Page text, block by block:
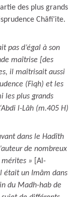
des plus grands
Châfi’ite.
pas d’égal à son
maîtrise [des
il maîtrisait aussi
(Fiqh) et les
les plus grands
l-Lâh (m.405 H)
dans le Hadîth
de nombreux
» [Al-
était un Imâm dans
du Madh-hab de